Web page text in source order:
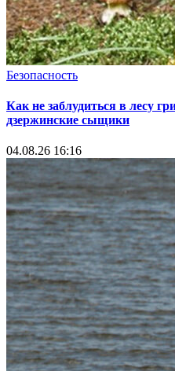
Безопасность
Как не заблудиться в лесу
дзержинские сыщики
04.08.26 16:16